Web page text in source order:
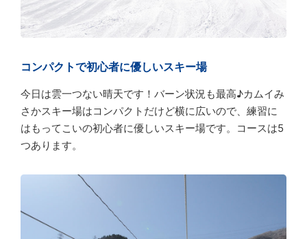
コンパクトで初心者に優しいスキー場
今日は雲一つない晴天です！バーン状況も最高♪カムイみ
さかスキー場はコンパクトだけど横に広いので、練習に
はもってこいの初心者に優しいスキー場です。コースは5
つあります。